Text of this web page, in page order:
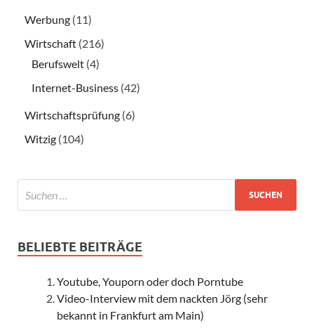
Werbung (11)
Wirtschaft (216)
Berufswelt (4)
Internet-Business (42)
Wirtschaftsprüfung (6)
Witzig (104)
BELIEBTE BEITRÄGE
Youtube, Youporn oder doch Porntube
Video-Interview mit dem nackten Jörg (sehr
bekannt in Frankfurt am Main)